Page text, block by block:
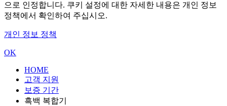
으로 인정합니다. 쿠키 설정에 대한 자세한 내용은 개인 정보
정책에서 확인하여 주십시오.
개인 정보 정책
OK
HOME
고객 지원
보증 기간
흑백 복합기